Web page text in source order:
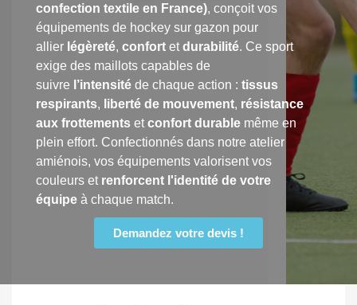
confection textile en France), conçoit vos
équipements de hockey sur gazon pour
allierlégèreté, confortetdurabilité. Ce sport
exige des maillots capables de
suivre l’intensitéde chaque action : tissus
respirants, liberté de mouvement, résistance
aux frottementsetconfort durablemême en
plein effort. Confectionnés dans notre atelier
amiénois, vos équipements valorisent vos
couleurs et renforcent l'identité de votre
équipeà chaque match.
Demandez votre devis !